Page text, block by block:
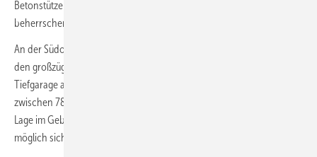
Betonstützen und die auf Konsolen aufgelagerte alte Kranbahn
beherrschen den Raum.
An der Südost-Ecke markiert ein zweigeschossiges verglastes Foyer
den großzügigen Haupteingang, der über einen Aufzug an die
Tiefgarage angebunden ist. Die Maisonette-Wohnungen mit Größen
zwischen 78 und 126 m
Lage im Gebäude. Alle Betonoberflächen der Halle blieben so weit
möglich sichtbar und wurden lediglich saniert, geschliffen und lasiert.